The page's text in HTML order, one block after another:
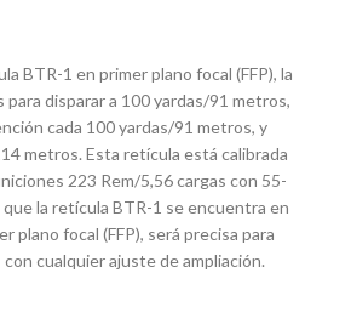
BTR-1 en primer plano focal (FFP), la
para disparar a 100 yardas/91 metros,
cada 100 yardas/91 metros, y
metros. Esta retícula está calibrada
223 Rem/5,56 cargas con 55-
que la retícula BTR-1 se encuentra en
plano focal (FFP), será precisa para
cualquier ajuste de ampliación.